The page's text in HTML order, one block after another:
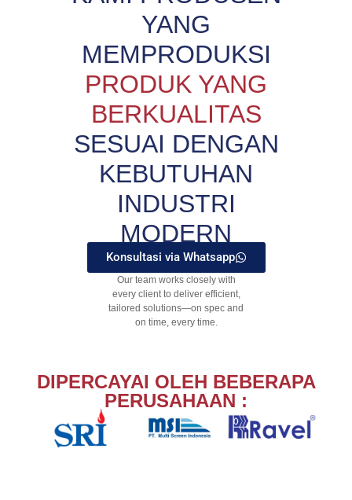
YANG
MEMPRODUKSI
PRODUK YANG
BERKUALITAS
SESUAI DENGAN
KEBUTUHAN
INDUSTRI
MODERN
Konsultasi via Whatsapp
Our team works closely with
every client to deliver efficient,
tailored solutions—on spec and
on time, every time.
DIPERCAYAI OLEH BEBERAPA
PERUSAHAAN :